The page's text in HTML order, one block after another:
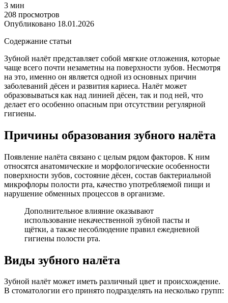
3 мин
208 просмотров
Опубликовано 18.01.2026
Содержание статьи
Зубной налёт представляет собой мягкие отложения, которые
чаще всего почти незаметны на поверхности зубов. Несмотря
на это, именно он является одной из основных причин
заболеваний дёсен и развития кариеса. Налёт может
образовываться как над линией дёсен, так и под ней, что
делает его особенно опасным при отсутствии регулярной
гигиены.
Причины образования зубного налёта
Появление налёта связано с целым рядом факторов. К ним
относятся анатомические и морфологические особенности
поверхности зубов, состояние дёсен, состав бактериальной
микрофлоры полости рта, качество употребляемой пищи и
нарушение обменных процессов в организме.
Дополнительное влияние оказывают
использование некачественной зубной пасты и
щётки, а также несоблюдение правил ежедневной
гигиены полости рта.
Виды зубного налёта
Зубной налёт может иметь различный цвет и происхождение.
В стоматологии его принято подразделять на несколько групп: